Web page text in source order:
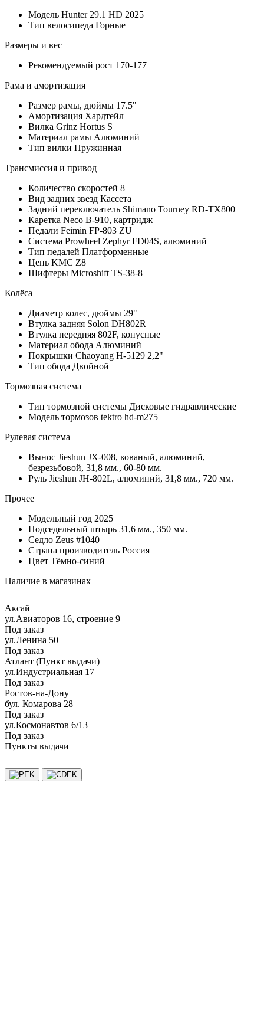
Модель Hunter 29.1 HD 2025
Тип велосипеда Горные
Размеры и вес
Рекомендуемый рост 170-177
Рама и амортизация
Размер рамы, дюймы 17.5"
Амортизация Хардтейл
Вилка Grinz Hortus S
Материал рамы Алюминий
Тип вилки Пружинная
Трансмиссия и привод
Количество скоростей 8
Вид задних звезд Кассета
Задний переключатель Shimano Tourney RD-TX800
Каретка Neco B-910, картридж
Педали Feimin FP-803 ZU
Система Prowheel Zephyr FD04S, алюминий
Тип педалей Платформенные
Цепь KMC Z8
Шифтеры Microshift TS-38-8
Колёса
Диаметр колес, дюймы 29"
Втулка задняя Solon DH802R
Втулка передняя 802F, конусные
Материал обода Алюминий
Покрышки Chaoyang H-5129 2,2"
Тип обода Двойной
Тормозная система
Тип тормозной системы Дисковые гидравлические
Модель тормозов tektro hd-m275
Рулевая система
Вынос Jieshun JX-008, кованый, алюминий,
безрезьбовой, 31,8 мм., 60-80 мм.
Руль Jieshun JH-802L, алюминий, 31,8 мм., 720 мм.
Прочее
Модельный год 2025
Подседельный штырь 31,6 мм., 350 мм.
Седло Zeus #1040
Страна производитель Россия
Цвет Тёмно-синий
Наличие в магазинах
Аксай
ул.Авиаторов 16, строение 9
Под заказ
ул.Ленина 50
Под заказ
Атлант (Пункт выдачи)
ул.Индустриальная 17
Под заказ
Ростов-на-Дону
бул. Комарова 28
Под заказ
ул.Космонавтов 6/13
Под заказ
Пункты выдачи